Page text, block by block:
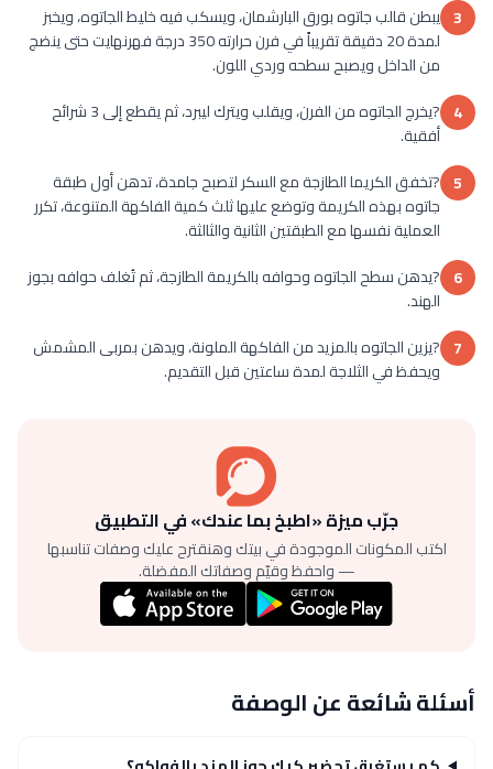
3 يبطن قالب جاتوه بورق البارشمان، ويسكب فيه خليط الجاتوه، ويخبز
لمدة 20 دقيقة تقريباً في فرن حرارته 350 درجة فهرنهايت حتى ينضج
من الداخل ويصبح سطحه وردي اللون.
4
?يخرج الجاتوه من الفرن، ويقلب ويترك ليبرد، ثم يقطع إلى 3 شرائح
أفقية.
5 ?تخفق الكريما الطازجة مع السكر لتصبح جامدة، تدهن أول طبقة
جاتوه بهذه الكريمة وتوضع عليها ثلث كمية الفاكهة المتنوعة، تكرر
العملية نفسها مع الطبقتين الثانية والثالثة.
6 ?يدهن سطح الجاتوه وحوافه بالكريمة الطازجة، ثم تُغلف حوافه بجوز
الهند.
7 ?يزين الجاتوه بالمزيد من الفاكهة الملونة، ويدهن بمربى المشمش
ويحفظ في الثلاجة لمدة ساعتين قبل التقديم.
جرّب ميزة «اطبخ بما عندك» في التطبيق
اكتب المكونات الموجودة في بيتك وهنقترح عليك وصفات تناسبها
— واحفظ وقيّم وصفاتك المفضلة.
أسئلة شائعة عن الوصفة